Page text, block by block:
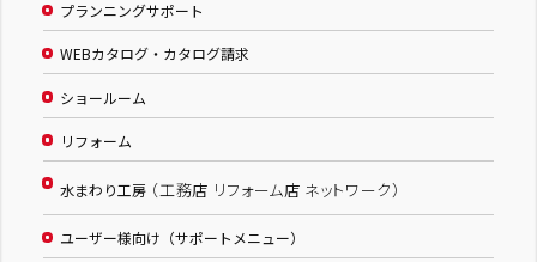
プランニングサポート
WEBカタログ・カタログ請求
ショールーム
リフォーム
水まわり工房 （工務店 リフォーム店 ネットワーク）
ユーザー様向け（サポートメニュー）